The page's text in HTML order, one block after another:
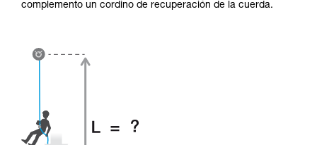
complemento un cordino de recuperación de la cuerda.